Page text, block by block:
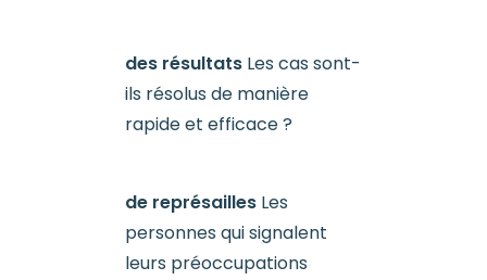
des résultats Les cas sont-
ils résolus de manière
rapide et efficace ?
de représailles Les
personnes qui signalent
leurs préoccupations